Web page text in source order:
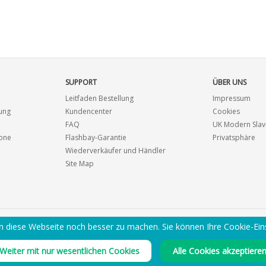
SUPPORT
Leitfaden Bestellung
Kundencenter
FAQ
Flashbay-Garantie
Wiederverkäufer und Händler
Site Map
ÜBER UNS
Impressum
Cookies
UK Modern
Privatsphäre
PDF KATALOG PER E-MAIL
diese Webseite noch besser zu machen. Sie können Ihre Cookie-
Weiter mit nur wesentlichen Cookies Alle Cookies akzeptieren